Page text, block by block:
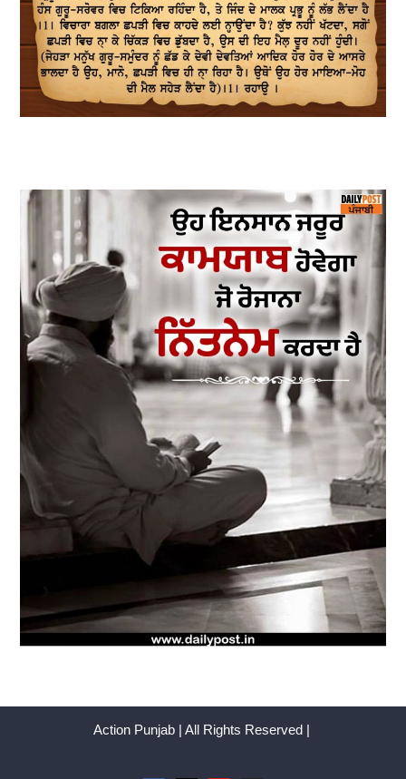
Action Punjab | All Rights Reserved |